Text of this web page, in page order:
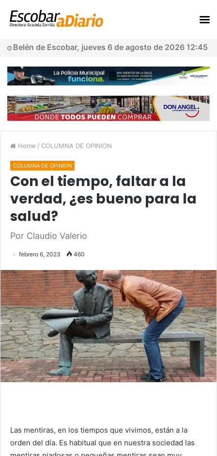
Belén de Escobar, jueves 6 de agosto de 2026 12:45
Home / COLUMNA DE OPINION
COLUMNA DE OPINION
Con el tiempo, faltar a la
verdad, ¿es bueno para la
salud?
Por Claudio Valerio
febrero 6, 2023 460
Las mentiras, en los tiempos que vivimos, están a la
orden del día. Es habitual que en nuestra sociedad las